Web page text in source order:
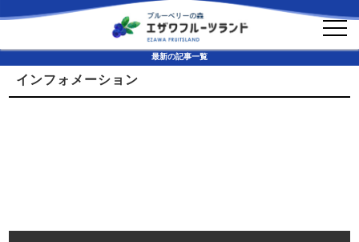
最新の記事一覧
アクセス
インフォメーション